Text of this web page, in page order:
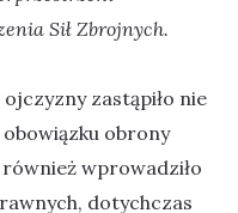
Sił Zbrojnych.
zastąpiło nie
obrony
wprowadziło
dotychczas